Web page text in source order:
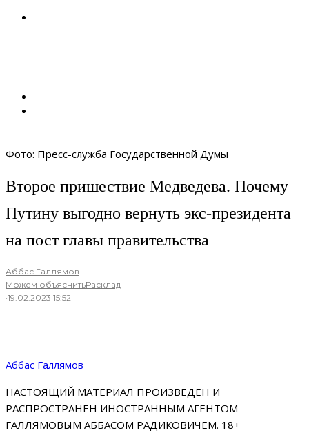
Фото: Пресс-служба Государственной Думы
Второе пришествие Медведева. Почему
Путину выгодно вернуть экс-президента
на пост главы правительства
Аббас Галлямов·
Можем объяснитьРасклад
·19.02.2023 15:52
Аббас Галлямов
НАСТОЯЩИЙ МАТЕРИАЛ ПРОИЗВЕДЕН И
РАСПРОСТРАНЕН ИНОСТРАННЫМ АГЕНТОМ
ГАЛЛЯМОВЫМ АББАСОМ РАДИКОВИЧЕМ. 18+